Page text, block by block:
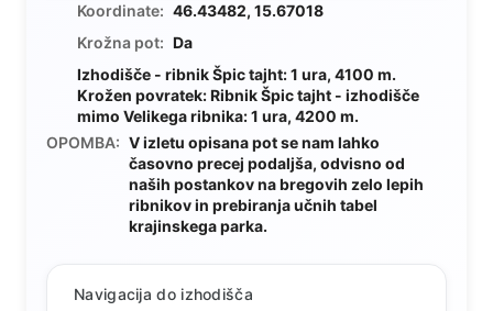
Koordinate: 46.43482, 15.67018
Krožna pot: Da
Izhodišče - ribnik Špic tajht: 1 ura, 4100 m.
Krožen povratek: Ribnik Špic tajht - izhodišče
mimo Velikega ribnika: 1 ura, 4200 m.
OPOMBA: V izletu opisana pot se nam lahko
časovno precej podaljša, odvisno od
naših postankov na bregovih zelo lepih
ribnikov in prebiranja učnih tabel
krajinskega parka.
Navigacija do izhodišča